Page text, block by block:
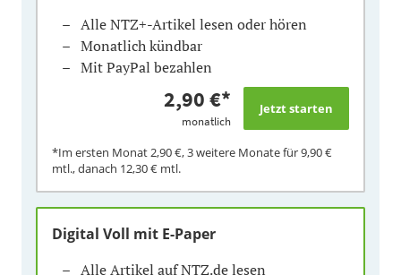
Alle NTZ+-Artikel lesen oder hören
Monatlich kündbar
Mit PayPal bezahlen
2,90 €*
monatlich
*Im ersten Monat2,90 €, 3 weitere Monate für9,90 €
mtl., danach 12,30 € mtl.
Digital Voll mit E-Paper
Alle Artikel auf NTZ.de lesen